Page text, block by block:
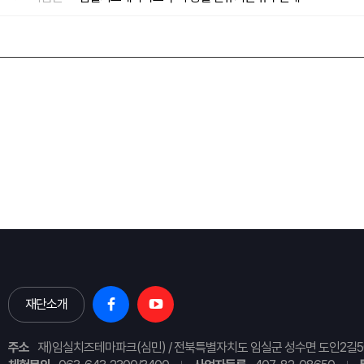
재단소개
주소 재)임실치즈테마파크(심민) / 전북특별자치도 임실군 성수면 도인2길